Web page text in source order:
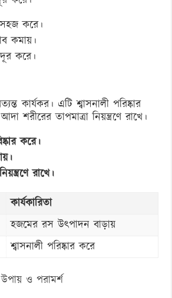
করে।
কমায়।
করে।
কার্যকর। এটি শ্বাসনালী পরিষ্কার
শরীরের তাপমাত্রা নিয়ন্ত্রণে রাখে।
করে।
রাখে।
কার্যকারিতা
হজমের রস উৎপাদন বাড়ায়
শ্বাসনালী পরিষ্কার করে
ও পরামর্শ